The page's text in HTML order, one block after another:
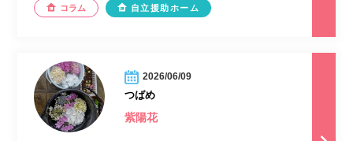
コラム 自立援助ホーム
2026/06/09
つばめ
紫陽花